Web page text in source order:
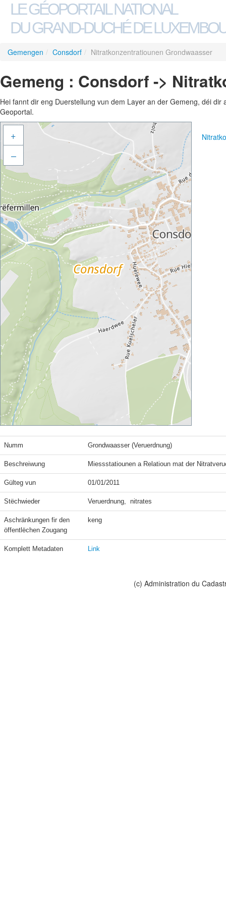
LE GÉOPORTAIL NATIONAL
DU GRAND-DUCHÉ DE
Gemengen / Consdorf / Nitratkonzentratiounen Grondwaasser
Gemeng : Consdorf ->
Hei fannt dir eng Duerstellung vun dem Layer an der Gemeng, déi
Geoportal.
+
–
Numm Grondwaasser (Veruerdnung)
Beschreiwung Miessstatiounen a Relatioun mat der
Gülteg vun 01/01/2011
Stëchwieder Veruerdnung,  nitrates
Aschränkungen fir den
öffentlëchen Zougang
keng
Komplett Metadaten Link
(c) Administration du